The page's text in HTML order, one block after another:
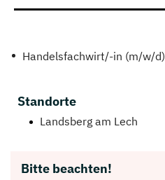
Handelsfachwirt/-in (m/w/d)
Standorte
Landsberg am Lech
Bitte beachten!